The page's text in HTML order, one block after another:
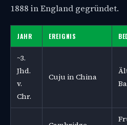
1888 in England gegründet.
JAHR EREIGNIS
~3.
Jhd.
v.
Chr.
Cuju in China